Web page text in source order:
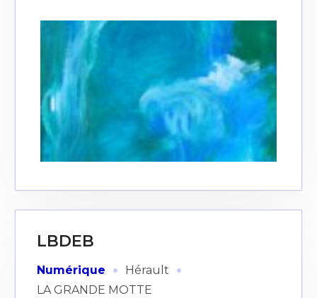
LBDEB
Numérique · Hérault ·
LA GRANDE MOTTE